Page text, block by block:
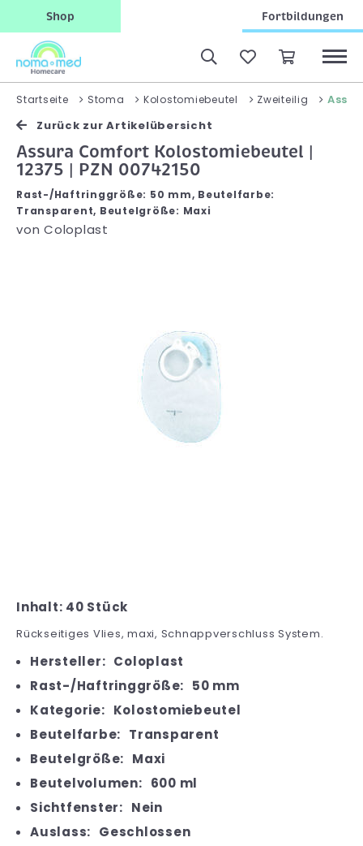
Shop Fortbildungen
Startseite Stoma Kolostomiebeutel Zweiteilig
Zurück zur Artikelübersicht
Assura Comfort Kolostomiebeutel |
12375 | PZN 00742150
Rast-/Haftringgröße: 50 mm, Beutelfarbe:
Transparent, Beutelgröße: Maxi
von Coloplast
Inhalt: 40 Stück
Rückseitiges Vlies, maxi, Schnappverschluss System.
Hersteller: Coloplast
Rast-/Haftringgröße: 50 mm
Kategorie: Kolostomiebeutel
Beutelfarbe: Transparent
Beutelgröße: Maxi
Beutelvolumen: 600 ml
Sichtfenster: Nein
Auslass: Geschlossen